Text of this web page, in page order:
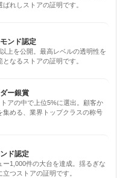
ばれしストアの証明です。
ンド認定
上を公開。最高レベルの透明性を
なるストアの証明です。
ー銀賞
アの中で上位5%に選出。顧客か
集める、業界トップクラスの称号
ド認定
ー1,000件の大台を達成。揺るぎな
つストアの証明です。